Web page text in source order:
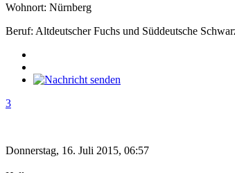
Wohnort: Nürnberg
Beruf: Altdeutscher Fuchs und Süddeutsche
3
Donnerstag, 16. Juli 2015, 06:57